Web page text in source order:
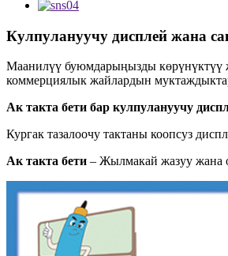
Кулпулануучу дисплей жана
Маанилүү буюмдарыңызды көрүнүктүү
коммерциялык жайлардын
Ак такта бети бар кулпулануучу
Кургак тазалоочу тактаны коопсуз
Ак такта бети – Жылмакай жазуу жана